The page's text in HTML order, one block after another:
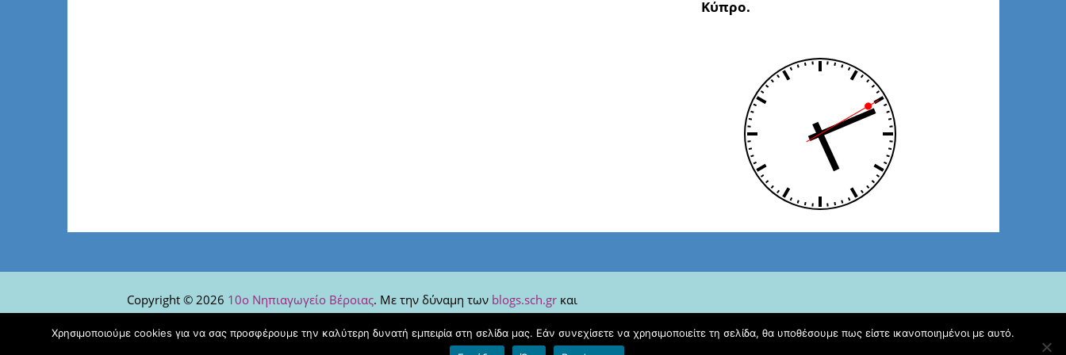
Κύπρο.
Copyright © 2026 10ο Νηπιαγωγείο Βέροιας. Με την δύναμη των blogs.sch.grκαι
Stargazer.
Χρησιμοποιούμε cookies για να σας προσφέρουμε την καλύτερη δυνατή εμπειρία στη σελίδα μας. Εάν συνεχίσετε να χρησιμοποιείτε τη σελίδα, θα υποθέσουμε πως είστε ικανοποιημένοι με αυτό.